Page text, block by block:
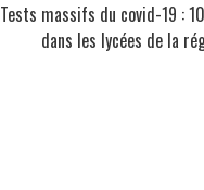
Tests massifs du covid-19 :
dans les lycées de la